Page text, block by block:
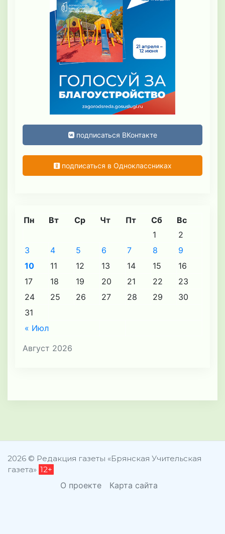
подписаться ВКонтакте
подписаться в Одноклассниках
Август 2026
Пн Вт Ср Чт Пт Сб Вс
« Июл
1
2
3
4 5 6 7 8
9
10
11 12 13 14 15
16
17
18 19 20 21 22
23
24
25 26 27 28 29
30
31
2026 © Редакция газеты «Брянская Учительская
газета» 12+
О проекте Карта сайта